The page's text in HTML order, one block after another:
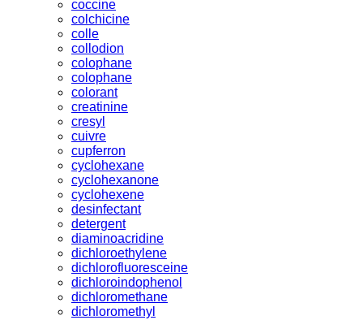
coccine
colchicine
colle
collodion
colophane
colophane
colorant
creatinine
cresyl
cuivre
cupferron
cyclohexane
cyclohexanone
cyclohexene
desinfectant
detergent
diaminoacridine
dichloroethylene
dichlorofluoresceine
dichloroindophenol
dichloromethane
dichloromethyl